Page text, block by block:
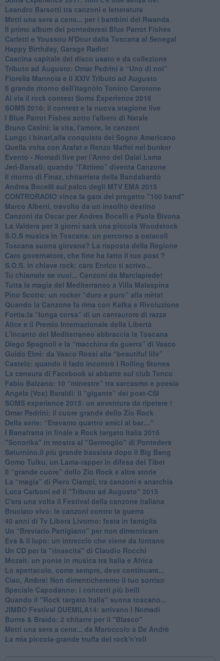
​Leandro Barsotti tra canzoni e letteratura
​Metti una sera a cena... per i bambini del Rwanda
​Il primo album dei pontederesi Blue Parrot Fishes
Carletti e Youssou N'Dour dalla Toscana al Senegal
Happy Birthday, Garage Radio!
​Cascina capitale del disco usato e da collezione
Tributo ad Augusto: Omar Pedrini è “Uno di noi”
​Fiorella Mannoia e il XXIV Tributo ad Augusto
Il grande ritorno dell'itagnòlo Tonino Carotone
​Al via il rock contest Soms Experience 2016
​SOMS 2016: il contest e la nuova stagione live
I Blue Parrot Fishes sotto l'albero di Natale
Bruno Casini: la vita, l'amore, le canzoni
​Lungo i binari,alla conquista del Sogno Americano
​Quella volta con Arafat e Renzo Maffei nel bunker
​Evento - Nomadi live per l'Anno del Dalai Lama
Jerì-Barsali: quando “l'Attimo” diventa Canzone
Il ritorno di Finaz, chitarrista della Bandabardò
Andrea Bocelli sul palco degli MTV EMA 2015
CONTRORADIO vince la gara del progetto "100 band"
Marco Alberti, travolto da un insolito destino
Canzoni da Oscar per Andrea Bocelli e Paola Bivona
La Valdera per 3 giorni sarà una piccola Woodstock
S.O.S musica in Toscana: un percorso a ostacoli
​Toscana suona giovane? La risposta della Regione
Caro governatore, che fine ha fatto il tuo post ?
S.O.S. in chiave rock: caro Enrico ti scrivo...
Tu chiamale se vuoi... Canzoni da Marciapiede!
​Tutta la magia del Mediterraneo a Villa Malaspina
​Pino Scotto: un rocker “duro e puro” alla mèta!
​Quando la Canzone fa rima con Kafka e Rivoluzione
​Fortis:la “lunga corsa” di un cantautore di razza
Alice e il Premio Internazionale della Libertà
​L'incanto del Mediterraneo abbraccia la Toscana
​Diego Spagnoli e la “macchina da guerra” di Vasco
​Guido Elmi: da Vasco Rossi alla “beautiful life”
​Castelo: quando il fado incontrò i Rolling Stones
La censura di Facebook si abbatte sul club Tenco
Fabio Balzano: 10 “minestre” tra sarcasmo e poesia
Angela (Vox) Baraldi: il “gigante” dei post-CSI
​SOMS experience 2015: un avventura da ripetere !
Omar Pedrini: il cuore grande dello Zio Rock
Della serie: “Eravamo quattro amici al bar…”
I Banafratta in finale a Rock targato Italia 2015
"Sonorika" in mostra al "Germoglio" di Pontedera
​Saturnino,il più grande bassista dopo il Big Bang
​Gomo Tulku, un Lama-rapper in difesa del Tibet
​Il “grande cuore” dello Zio Rock e altre storie
La “magia” di Piero Ciampi, tra canzoni e anarchia
Luca Carboni ed il "Tributo ad Augusto" 2015
C'era una volta il Festival della canzone italiana
Bruciato vivo: le canzoni contro la guerra
40 anni di Tv Libera Livorno: festa in famiglia
Un “Breviario Partigiano” per non dimenticare
Eva & il lupo: un intreccio che viene da lontano
Un CD per la "rinascita" di Claudio Rocchi
Mozait: un ponte in musica tra Italia e Africa
Lo spettacolo, come sempre, deve continuare...
Ciao, Ambra! Non dimenticheremo il tuo sorriso
Speciale Capodanno: i concerti più belli
Quando il "Rock targato Italia" suona toscano...
JIMBO Festival DUEMILA14: arrivano I Nomadi
Burns & Braido: 2 chitarre per il "Blasco"
Metti una sera a cena... da Maroccolo a De Andrè
La mia piccola-grande truffa del rock'n'roll